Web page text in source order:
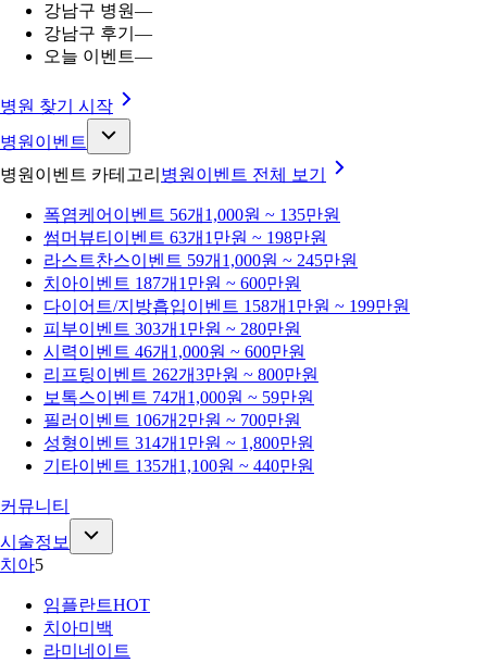
강남구 병원—
강남구 후기 —
오늘 이벤트—
병원 찾기 시작
병원이벤트
병원이벤트 카테고리 병원이벤트 전체 보기
폭염케어 이벤트 56개 1,000원 ~ 135만원
썸머뷰티 이벤트 63개 1만원 ~ 198만원
라스트찬스이벤트 59개 1,000원 ~ 245만원
치아이벤트 187개 1만원 ~ 600만원
다이어트/지방흡입이벤트 158개 1만원 ~ 199만원
피부이벤트 303개 1만원 ~ 280만원
시력이벤트 46개 1,000원 ~ 600만원
리프팅이벤트 262개3만원 ~ 800만원
보톡스이벤트 74개 1,000원 ~ 59만원
필러 이벤트 106개 2만원 ~ 700만원
성형이벤트 314개 1만원 ~ 1,800만원
기타이벤트 135개 1,100원 ~ 440만원
커뮤니티
시술정보
치아5
임플란트HOT
치아미백
라미네이트